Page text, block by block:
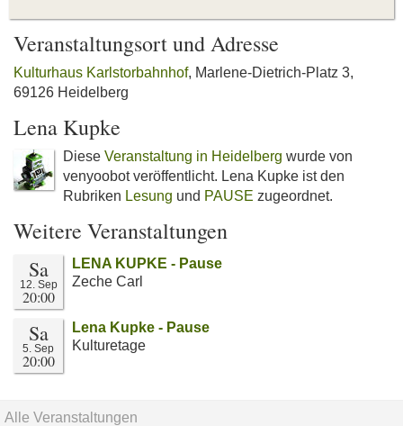
Veranstaltungsort und Adresse
Kulturhaus Karlstorbahnhof, Marlene-Dietrich-Platz 3,
69126 Heidelberg
Lena Kupke
Diese Veranstaltung in Heidelberg wurde von
venyoobot veröffentlicht. Lena Kupke ist den
Rubriken Lesung und PAUSE zugeordnet.
Weitere Veranstaltungen
Sa
12. Sep
20:00
LENA KUPKE - Pause
Zeche Carl
Sa
5. Sep
20:00
Lena Kupke - Pause
Kulturetage
Alle Veranstaltungen